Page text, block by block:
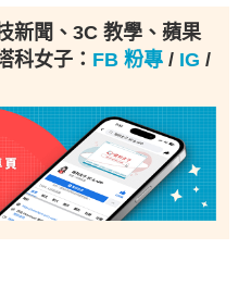
新聞、3C 教學、蘋果
科女子： FB 粉專 / IG /